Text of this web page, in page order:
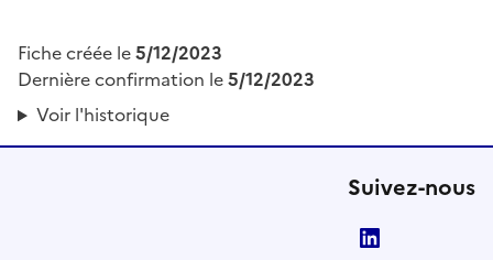
Fiche créée le5/12/2023
Dernière confirmation le5/12/2023
Voir l'historique
Suivez-nous